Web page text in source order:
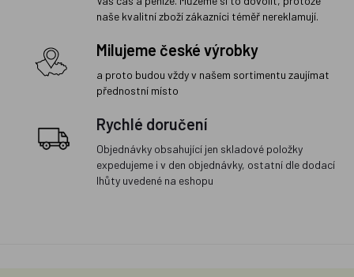
naše kvalitní zboží zákazníci téměř nereklamují.
Milujeme české výrobky
a proto budou vždy v našem sortimentu zaujímat
přednostní místo
Rychlé doručení
Objednávky obsahující jen skladové položky
expedujeme i v den objednávky, ostatní dle dodací
lhůty uvedené na eshopu